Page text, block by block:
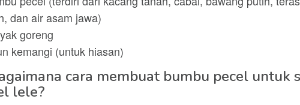
dan air asam jawa)
goreng
kemangi (untuk hiasan)
cara membuat bumbu pecel untuk
lele?